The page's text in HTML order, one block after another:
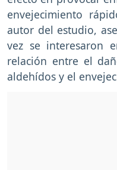
envejecimiento
autor del estudio,
vez se interesaron
relación entre el
aldehídos y el